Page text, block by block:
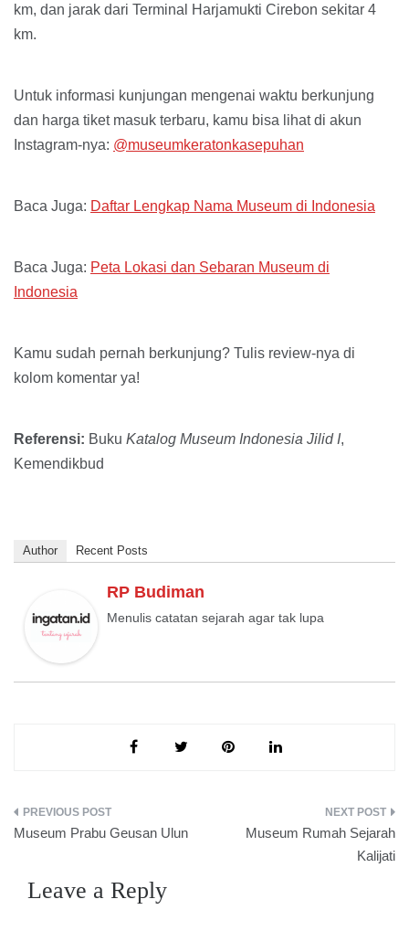
km, dan jarak dari Terminal Harjamukti Cirebon sekitar 4
km.
Untuk informasi kunjungan mengenai waktu berkunjung
dan harga tiket masuk terbaru, kamu bisa lihat di akun
Instagram-nya: @museumkeratonkasepuhan
Baca Juga: Daftar Lengkap Nama Museum di Indonesia
Baca Juga: Peta Lokasi dan Sebaran Museum di
Indonesia
Kamu sudah pernah berkunjung? Tulis review-nya di
kolom komentar ya!
Referensi: Buku Katalog Museum Indonesia Jilid I,
Kemendikbud
Author Recent Posts
RP Budiman
Menulis catatan sejarah agar tak lupa
Post
Museum Prabu Geusan Ulun
Museum Rumah Sejarah
Kalijati
Leave a Reply